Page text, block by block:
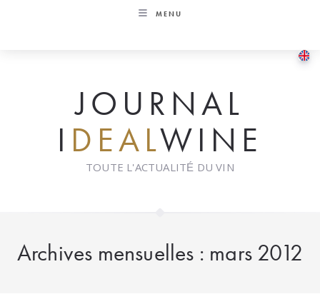
MENU
JOURNAL
I DEALWINE
TOUTE L'ACTUALITÉ DU VIN
Archives mensuelles : mars 2012